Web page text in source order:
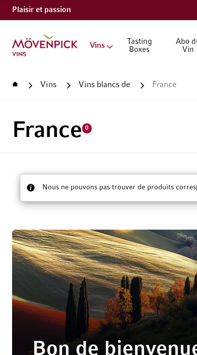
Plaisir et passion
Aller à la page d'accueil
Vins
Tasting
Boxes
Abo
Vin
Accueil Vins Vins blancs de France
France 0
Nous ne pouvons pas trouver de produits
Bon de